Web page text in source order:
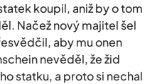
koupil, aniž by o tom
Načež nový majitel šel
aby mu onen
nevěděl, že žid
statku, a proto si nechal